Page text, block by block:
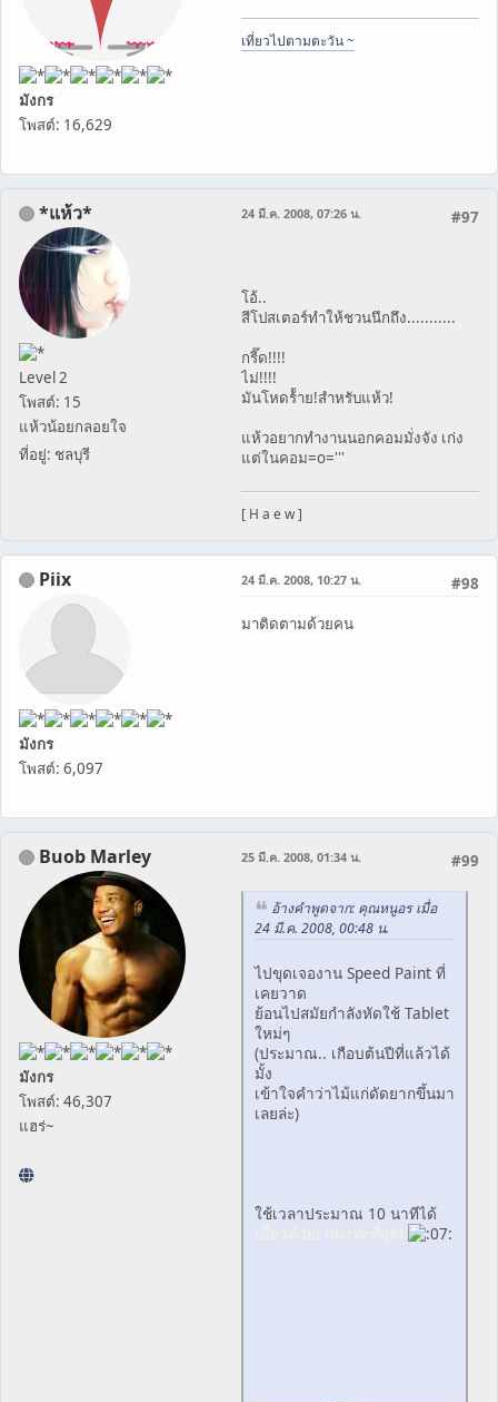
มังกร
โพสต์: 16,629
เที่ยวไปตามตะวัน ~
*แห้ว*
Level 2
โพสต์: 15
แห้วน้อยกลอยใจ
ที่อยู่: ชลบุรี
#97
24 มี.ค. 2008, 07:26 น.
โอ้..
สีโปสเตอร์ทำให้ชวนนึกถึง...........
กรี๊ด!!!!
ไม่!!!!
มันโหดร้้าย!สำหรับแห้ว!
แห้วอยากทำงานนอกคอมมั่งจัง เก่ง
แต่ในคอม=o='''
็[ H a e w ]
Piix
มังกร
โพสต์: 6,097
#98
24 มี.ค. 2008, 10:27 น.
มาติดตามด้วยคน
Buob Marley
มังกร
โพสต์: 46,307
แฮร่~
#99
25 มี.ค. 2008, 01:34 น.
อ้างคำพูดจาก: คุณหนูอร เมื่อ
24 มี.ค. 2008, 00:48 น.
ไปขุดเจองาน Speed Paint ที่
เคยวาด
ย้อนไปสมัยกำลังหัดใช้ Tablet
ใหม่ๆ
(ประมาณ.. เกือบต้นปีที่แล้วได้
มั้ง
เข้าใจคำว่าไม้แก่ดัดยากขึ้นมา
เลยล่ะ)
ใช้เวลาประมาณ 10 นาทีได้
เบี้ยวด้วย! เละเทะที่สุด!